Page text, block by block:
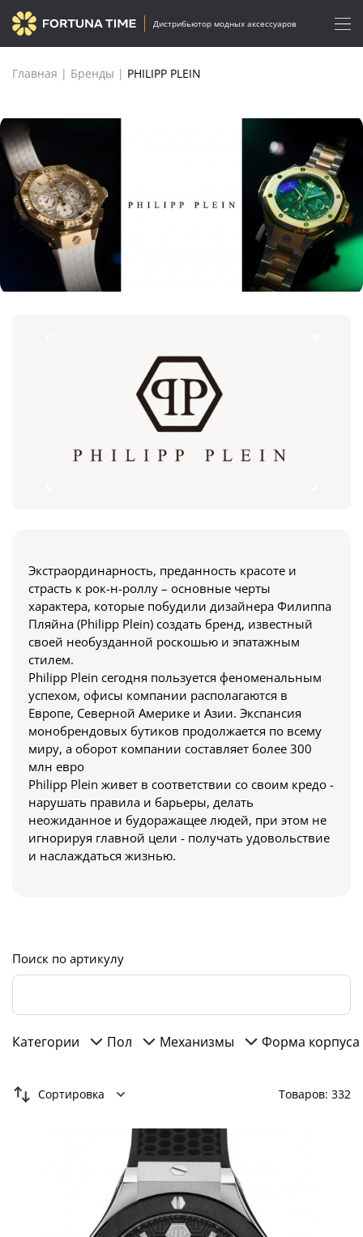
Дистрибьютор модных аксессуаров
Главная | Бренды | PHILIPP PLEIN
Экстраординарность, преданность красоте и
страсть к рок-н-роллу – основные черты
характера, которые побудили дизайнера Филиппа
Пляйна (Philipp Plein) создать бренд, известный
своей необузданной роскошью и эпатажным
стилем.
Philipp Plein сегодня пользуется феноменальным
успехом, офисы компании располагаются в
Европе, Северной Америке и Азии. Экспансия
монобрендовых бутиков продолжается по всему
миру, а оборот компании составляет более 300
млн евро
Philipp Plein живет в соответствии со своим кредо -
нарушать правила и барьеры, делать
неожиданное и будоражащее людей, при этом не
игнорируя главной цели - получать удовольствие
и наслаждаться жизнью.
Поиск по артикулу
Категории Пол Механизмы Форма корпуса
Сортировка Товаров: 332